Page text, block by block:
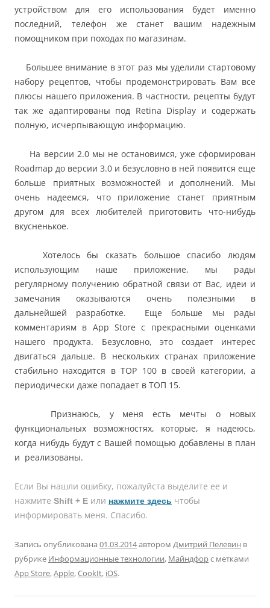
устройством для его использования будет именно
последний, телефон же станет вашим надежным
помощником при походах по магазинам.
Большее внимание в этот раз мы уделили стартовому
набору рецептов, чтобы продемонстрировать Вам все
плюсы нашего приложения. В частности, рецепты будут
так же адаптированы под Retina Display и содержать
полную, исчерпывающую информацию.
На версии 2.0 мы не остановимся, уже сформирован
Roadmap до версии 3.0 и безусловно в ней появится еще
больше приятных возможностей и дополнений. Мы
очень надеемся, что приложение станет приятным
другом для всех любителей приготовить что-нибудь
вкусненькое.
Хотелось бы сказать большое спасибо людям
использующим наше приложение, мы рады
регулярному получению обратной связи от Вас, идеи и
замечания оказываются очень полезными в
дальнейшей разработке. Еще больше мы рады
комментариям в App Store с прекрасными оценками
нашего продукта. Безусловно, это создает интерес
двигаться дальше. В нескольких странах приложение
стабильно находится в TOP 100 в своей категории, а
периодически даже попадает в ТОП 15.
Признаюсь, у меня есть мечты о новых
функциональных возможностях, которые, я надеюсь,
когда нибудь будут с Вашей помощью добавлены в план
и реализованы.
Если Вы нашли ошибку, пожалуйcта выделите ее и
нажмите Shift + E или нажмите здесь чтобы
информировать меня. Спасибо.
Запись опубликована 01.03.2014автором Дмитрий Пелевин в
рубрике Информационные технологии, Майндфорс метками
App Store,Apple,CookIt, iOS.